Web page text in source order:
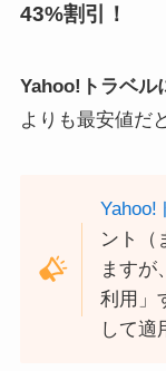
43%割引！
Yahoo!トラベル
よりも最安値だ
Yahoo!
ント（
ますが
利用」
して適